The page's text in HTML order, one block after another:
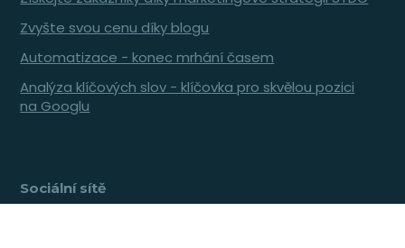
Zvyšte svou cenu díky blogu
Automatizace - konec mrhání časem
Analýza klíčových slov - klíčovka pro skvělou pozici
na Googlu
Sociální sítě